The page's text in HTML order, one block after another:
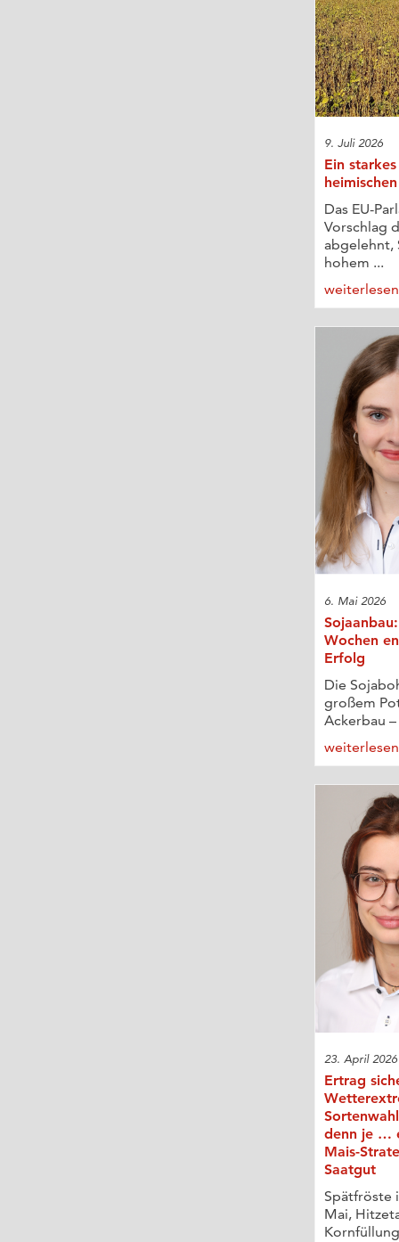
9. Juli 2026
Ein
Das EU-
Vorschlag
abgelehnt,
hohem ...
weiterlesen
6. Mai 2026
Wochen
Erfolg
Die
großem
Ackerbau
weiterlesen
23. April 2026
Ertrag
denn je …
Mais-
Saatgut
Spätfröste
Mai,